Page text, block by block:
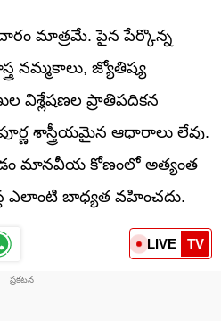
మాత్రమే. పైన పేర్కొన్న
నమ్మకాలు, జ్యోతిష్య
విశ్లేషణల ప్రాతిపదికన
శాస్త్రీయమైన ఆధారాలు లేవు.
మానవీయ కోణంలో అత్యంత
ఎలాంటి బాధ్యత వహించదు.
LIVE TV